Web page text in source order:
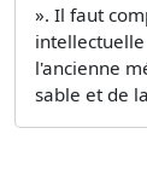
». Il faut
l'ancienne
sable et de